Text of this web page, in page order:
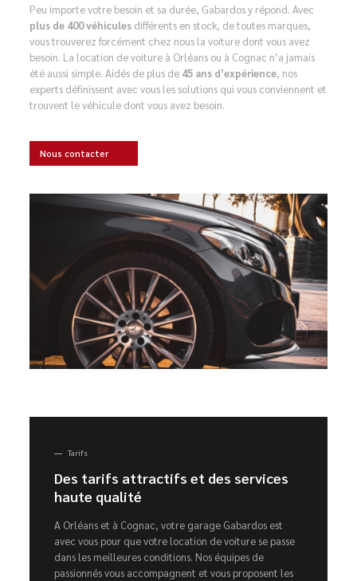
Peu importe votre besoin et sa durée, Gabardos y répond. Avec
plus de 400 véhicules différents en stock, de toutes marques,
vous trouverez forcément chez nous la voiture dont vous avez
besoin. La location de voiture à Orléans ou à Cognac n’a jamais
été aussi simple. Aidés de plus de 45 ans d’expérience, nos
experts définissent avec vous les solutions qui vous conviennent et
trouvent le véhicule dont vous avez besoin.
Nous contacter
Tarifs
Des tarifs attractifs et des services
haute qualité
A Orléans et à Cognac, votre garage Gabardos est
avec vous pour que votre location de voiture se passe
dans les meilleures conditions. Nos équipes de
passionnés vous accompagnent et vous proposent les